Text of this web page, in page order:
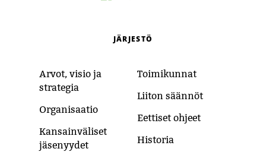
JÄRJESTÖ
Arvot, visio ja
strategia
Organisaatio
Kansainväliset
jäsenyydet
Toimikunnat
Liiton säännöt
Eettiset ohjeet
Historia